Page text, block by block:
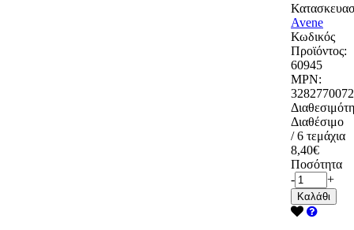
Avene
Κωδικός
Προϊόντος:
60945
MPN:
Διαθέσιμο
/ 6 τεμάχια
8,40€
Ποσότητα
-
+
Καλάθι